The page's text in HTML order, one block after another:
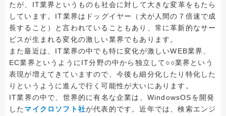
たが、IT業界というものも社会に対して大きな変革をもたら
しています。IT業界はドッグイヤー（犬が人間の７倍速で成
長すること）と言われていることもあり、常に革新的なサー
ビスが生まれる変化の激しい業界でもあります。
また最近は、IT業界の中でも特に変化が激しいWEB業界、
EC業界というようにIT分野の中から独立して○○業界という
表現が増えてきていますので、今後も細分化したり特化した
りというように進んで行く可能性が大いにあります。
IT業界の中で、世界的に有名な企業は、WindowsOSを開発
した マイクロソフト社が代表的です。近年では、検索エンジ